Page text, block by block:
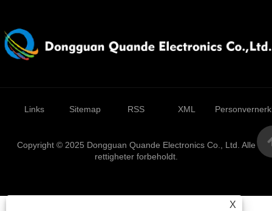
X
Links Sitemap RSS XML
Copyright © 2025 Dongguan Quande Electronics Co., Ltd. Alle
rettigheter forbeholdt.